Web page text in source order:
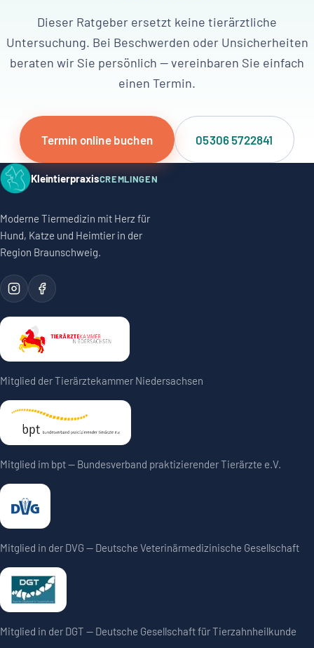
Dieser Ratgeber ersetzt keine tierärztliche
Untersuchung. Bei Beschwerden oder Unsicherheiten
beraten wir Sie persönlich — vereinbaren Sie einfach
einen Termin.
Termin online buchen 05306 5722841
KleintierpraxisCREMLINGEN
Moderne Tiermedizin mit Herz für
Hund, Katze und Heimtier in der
Region Braunschweig.
Mitglied der Tierärztekammer Niedersachsen
Mitglied im bpt — Bundesverband praktizierender Tierärzte e.V.
Mitglied in der DVG — Deutsche Veterinärmedizinische Gesellschaft
Mitglied in der DGT — Deutsche Gesellschaft für Tierzahnheilkunde